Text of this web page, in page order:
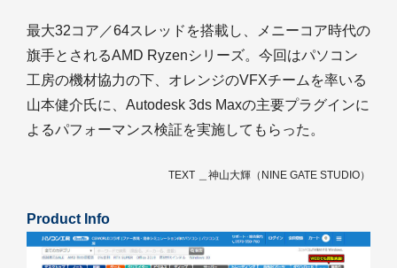
最大32コア／64スレッドを搭載し、メニーコア時代の
旗手とされるAMD Ryzenシリーズ。今回はパソコン
工房の機材協力の下、オレンジのVFXチームを率いる
山本健介氏に、Autodesk 3ds Maxの主要プラグインに
よるパフォーマンス検証を実施してもらった。
TEXT ＿神山大輝（NINE GATE STUDIO）
Product Info